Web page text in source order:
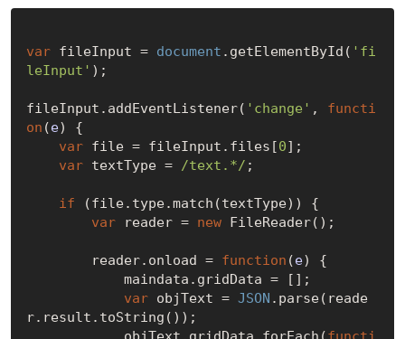
var fileInput = document .getElementById( 'fi
leInput' );
fileInput.addEventListener( 'change' , functi
on (e) {
var file = fileInput.files[0];
var textType = /text.*/ ;
if (file.type.match(textType)) {
var reader = new FileReader();
        reader.onload =
function (e) {
var objText = JSON .parse(reade
r.result.toString());